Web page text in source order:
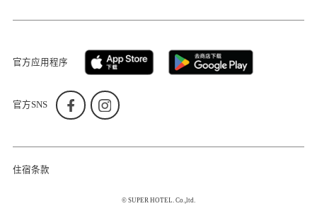
官方应用程序
官方SNS
住宿条款
© SUPER HOTEL. Co.,ltd.